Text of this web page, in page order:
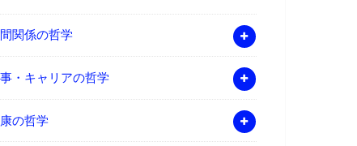
関係の哲学
・キャリアの哲学
の哲学